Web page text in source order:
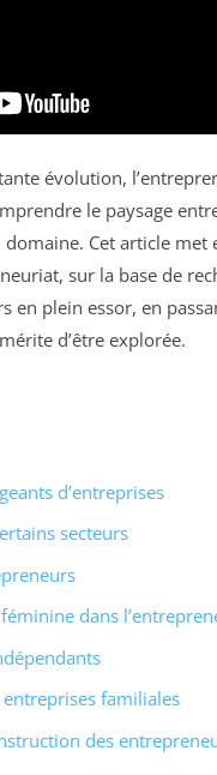
évolution,
le paysage
domaine. Cet article
sur la base de
en plein essor, en
d’être explorée.
d’entreprises
secteurs
dans
entreprises familiales
des